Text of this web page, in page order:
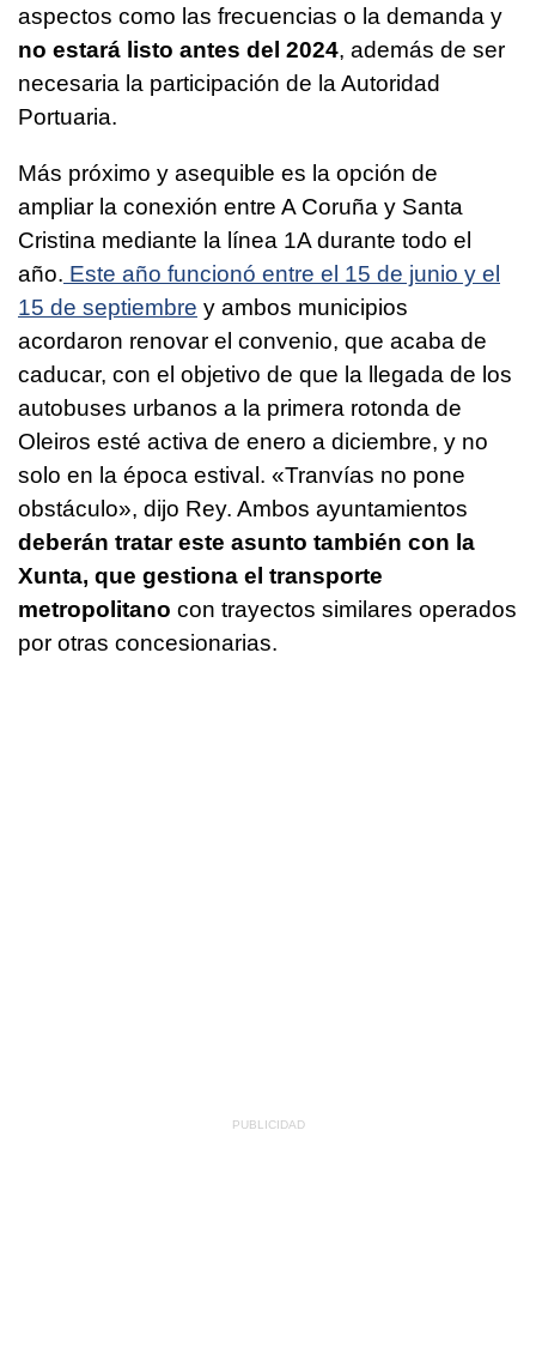
aspectos como las frecuencias o la demanda y
no estará listo antes del 2024, además de ser
necesaria la participación de la Autoridad
Portuaria.
Más próximo y asequible es la opción de
ampliar la conexión entre A Coruña y Santa
Cristina mediante la línea 1A durante todo el
año. Este año funcionó entre el 15 de junio y el
15 de septiembre y ambos municipios
acordaron renovar el convenio, que acaba de
caducar, con el objetivo de que la llegada de los
autobuses urbanos a la primera rotonda de
Oleiros esté activa de enero a diciembre, y no
solo en la época estival. «Tranvías no pone
obstáculo», dijo Rey. Ambos ayuntamientos
deberán tratar este asunto también con la
Xunta, que gestiona el transporte
metropolitano con trayectos similares operados
por otras concesionarias.